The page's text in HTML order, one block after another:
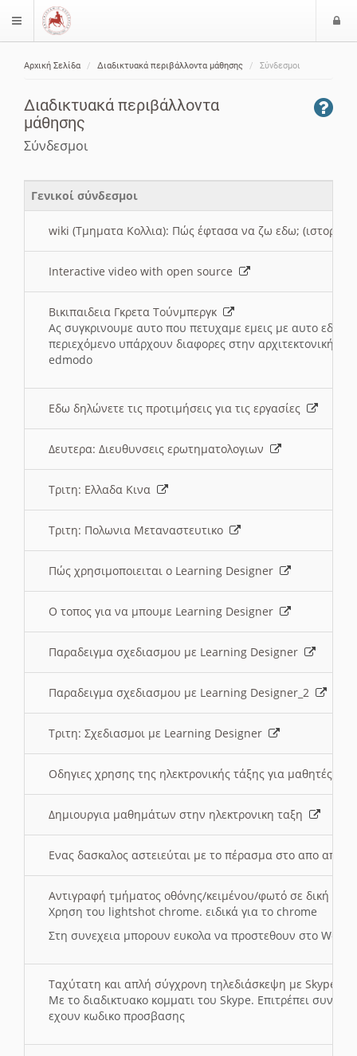
$langMenu
Αρχική Σελίδα Διαδικτυακά περιβάλλοντα μάθησης Σύνδεσμοι
Διαδικτυακά περιβάλλοντα
μάθησης
Σύνδεσμοι
Γενικοί σύνδεσμοι
wiki (Τμηματα Κολλια): Πώς έφτασα να ζω εδω; (ιστορια)
Interactive video with open source
Βικιπαιδεια Γκρετα Τούνμπεργκ
Ας συγκρινουμε αυτο που πετυχαμε εμεις με αυτο εδω
περιεχόμενο υπάρχουν διαφορες στην αρχιτεκτονική
edmodo
Εδω δηλώνετε τις προτιμήσεις για τις εργασίες
Δευτερα: Διευθυνσεις ερωτηματολογιων
Τριτη: Ελλαδα Κινα
Τριτη: Πολωνια Μεταναστευτικο
Πώς χρησιμοποιειται ο Learning Designer
O τοπος για να μπουμε Learning Designer
Παραδειγμα σχεδιασμου με Learning Designer
Παραδειγμα σχεδιασμου με Learning Designer_2
Τριτη: Σχεδιασμοι με Learning Designer
Οδηγιες χρησης της ηλεκτρονικής τάξης για μαθητές
Δημιουργια μαθημάτων στην ηλεκτρονικη ταξη
Ενας δασκαλος αστειεύται με το πέρασμα στο απο
Αντιγραφή τμήματος οθόνης/κειμένου/φωτό σε δική
Χρηση του lightshot chrome. ειδικά για το chrome
Στη συνεχεια μπορουν ευκολα να προστεθουν στο Word
Ταχύτατη και απλή σύγχρονη τηλεδιάσκεψη με Skype
Με το διαδικτυακο κομματι του Skype. Επιτρέπει
εχουν κωδικο προσβασης